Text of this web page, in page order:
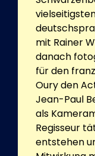
mit Rainer
danach
für den
Oury den
Jean-Paul
als
Regisseur
entstehen